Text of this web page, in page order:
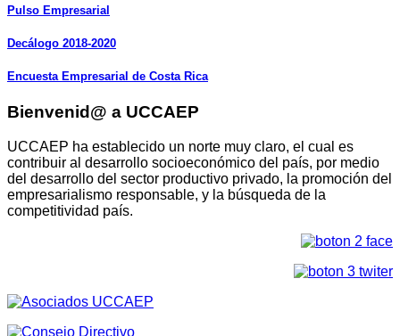
Pulso Empresarial
Decálogo 2018-2020
Encuesta Empresarial de Costa Rica
Bienvenid@ a UCCAEP
UCCAEP ha establecido un norte muy claro, el cual es
contribuir al desarrollo socioeconómico del país, por medio
del desarrollo del sector productivo privado, la promoción del
empresarialismo responsable, y la búsqueda de la
competitividad país.